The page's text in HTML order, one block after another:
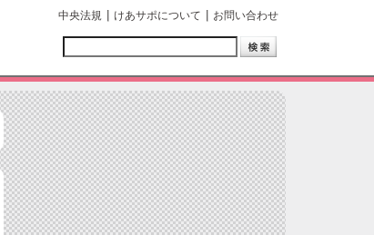
中央法規 けあサポについて お問い合わせ